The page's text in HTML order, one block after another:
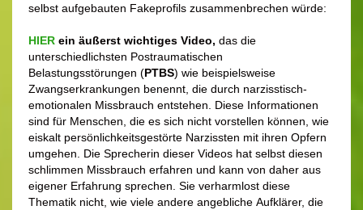
selbst aufgebauten Fakeprofils zusammenbrechen würde:
HIER ein äußerst wichtiges Video, das die
unterschiedlichsten Postraumatischen
Belastungsstörungen (PTBS) wie beispielsweise
Zwangserkrankungen benennt, die durch narzisstisch-
emotionalen Missbrauch entstehen.
Diese Informationen
sind für Menschen, die es sich nicht vorstellen können, wie
eiskalt persönlichkeitsgestörte Narzissten mit ihren Opfern
umgehen. Die Sprecherin dieser Videos hat selbst diesen
schlimmen Missbrauch erfahren und kann von daher aus
eigener Erfahrung sprechen. Sie verharmlost diese
Thematik nicht, wie viele andere angebliche Aufklärer, die